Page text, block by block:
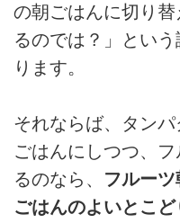
の朝ごはんに切り
るのでは？」とい
ります。
それならば、タン
ごはんにしつつ、
るのなら、 フルー
ごはんのよいとこど